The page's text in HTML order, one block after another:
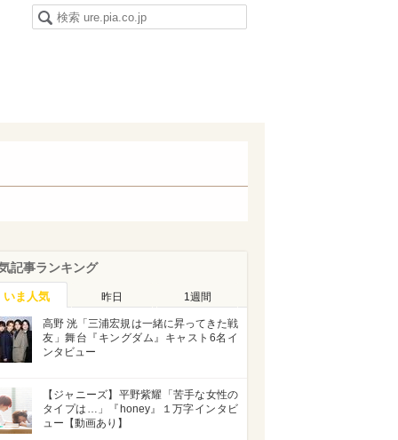
記事ランキング
いま人気 昨日 1週間
高野 洸「三浦宏規は一緒に昇ってきた戦
友」舞台『キングダム』キャスト6名イ
ンタビュー
【ジャニーズ】平野紫耀「苦手な女性の
タイプは…」『honey』１万字インタビ
ュー【動画あり】